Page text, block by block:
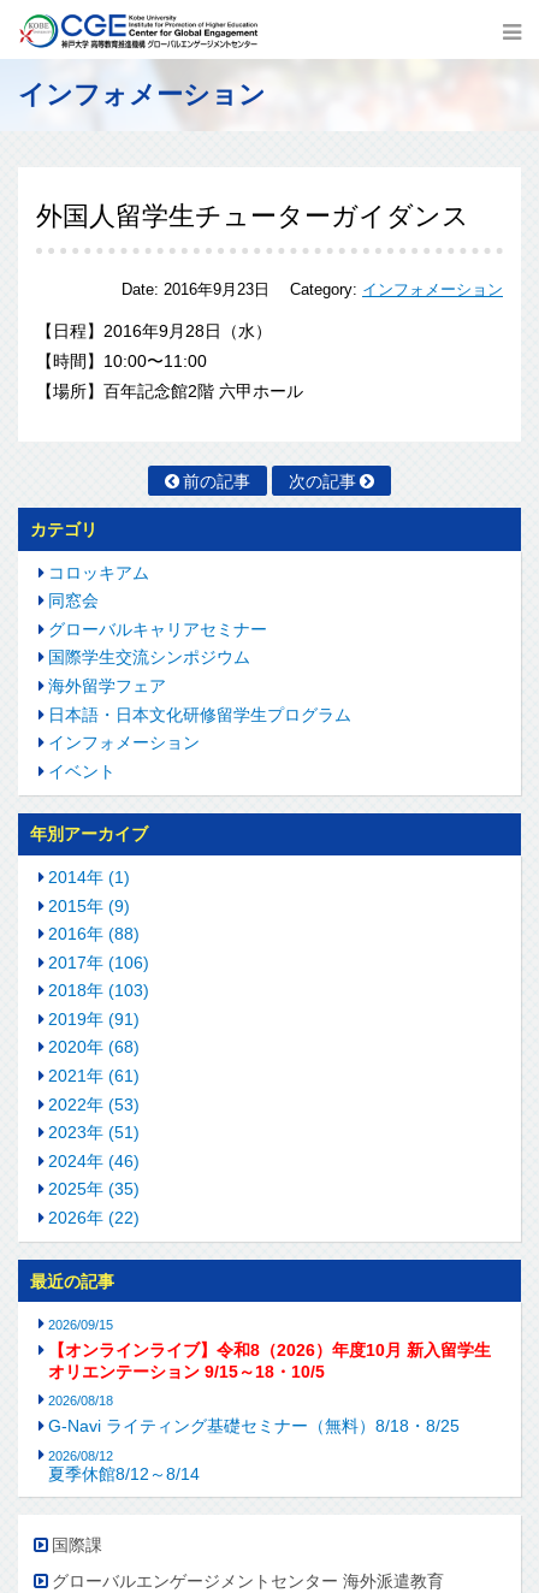
インフォメーション
外国人留学生チューターガイダンス
Date:2016年9月23日 Category: インフォメーション
【日程】2016年9月28日（水）
【時間】10:00〜11:00
【場所】百年記念館2階 六甲ホール
前の記事 次の記事
カテゴリ
コロッキアム
同窓会
グローバルキャリアセミナー
国際学生交流シンポジウム
海外留学フェア
日本語・日本文化研修留学生プログラム
インフォメーション
イベント
年別アーカイブ
2014年 (1)
2015年 (9)
2016年 (88)
2017年 (106)
2018年 (103)
2019年 (91)
2020年 (68)
2021年 (61)
2022年 (53)
2023年 (51)
2024年 (46)
2025年 (35)
2026年 (22)
最近の記事
2026/09/15
【オンラインライブ】令和8（2026）年度10月 新入留学生
オリエンテーション 9/15～18・10/5
2026/08/18
G-Navi ライティング基礎セミナー（無料）8/18・8/25
2026/08/12
夏季休館8/12～8/14
国際課
グローバルエンゲージメントセンター 海外派遣教育